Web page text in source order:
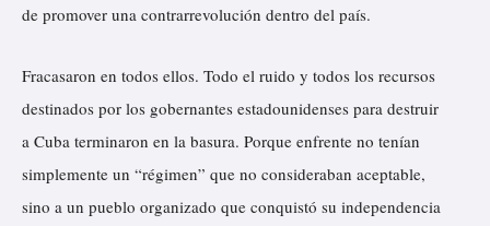
de promover una contrarrevolución dentro del país.
Fracasaron en todos ellos. Todo el ruido y todos los recursos
destinados por los gobernantes estadounidenses para destruir
a Cuba terminaron en la basura. Porque enfrente no tenían
simplemente un “régimen” que no consideraban aceptable,
sino a un pueblo organizado que conquistó su independencia